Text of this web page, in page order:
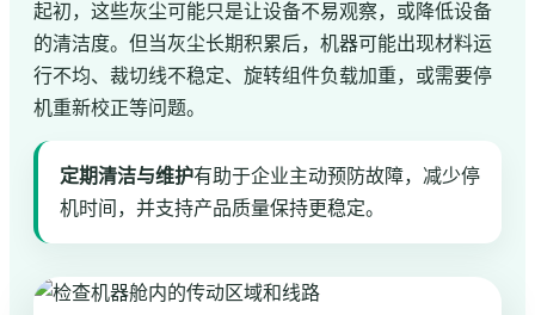
起初，这些灰尘可能只是让设备不易观察，或降低设备
的清洁度。但当灰尘长期积累后，机器可能出现材料运
行不均、裁切线不稳定、旋转组件负载加重，或需要停
机重新校正等问题。
定期清洁与维护有助于企业主动预防故障，减少停
机时间，并支持产品质量保持更稳定。